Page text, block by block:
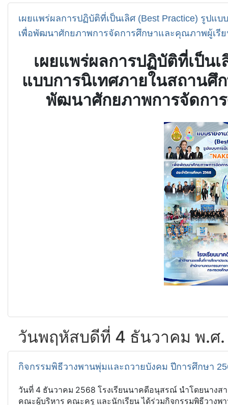
เผยแพร่ผลการปฏิบัติที่เป็นเลิศ (Best Practice) รูปแ
เพื่อพัฒนาศักยภาพการจัดการศึกษาและคุณภาพผู้เรี
เผยแพร่ผลการปฏิบัติที่เป็นเ
แบบการนิเทศภายในสถานศึก
พัฒนาศักยภาพการจัดกา
วันพฤหัสบดีที่ 4 ธันวาคม พ.ศ
กิจกรรมพิธีวางพานพุ่มและถวายบังคม ปีการศึกษา
วันที่ 4 ธันวาคม 2568 โรงเรียนนาคดีอนุสรณ์ นำโดยนาง
คณะผู้บริหาร คณะครู และนักเรียน ได้ร่วมกิจกรรมพิธีวางพ